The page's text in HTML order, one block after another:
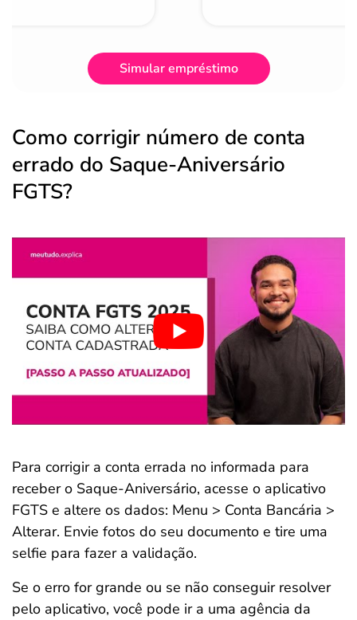
Simular empréstimo
Como corrigir número de conta
errado do Saque-Aniversário
FGTS?
Para corrigir a conta errada no informada para
receber o Saque-Aniversário, acesse o aplicativo
FGTS e altere os dados: Menu > Conta Bancária >
Alterar. Envie fotos do seu documento e tire uma
selfie para fazer a validação.
Se o erro for grande ou se não conseguir resolver
pelo aplicativo, você pode ir a uma agência da